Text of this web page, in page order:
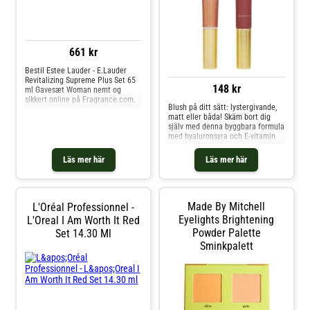
661 kr
Läs mer här
Bestil Estee Lauder - E.Lauder
Revitalizing Supreme Plus Set 65
ml Gavesæt Woman nemt og
sikkert online på Fragrance.com.
produkter såsom Estee Lauder -
E.Lauder Revitalizi
148 kr
Läs mer här
Blush på ditt sätt: lystergivande,
matt eller båda! Skäm bort dig
själv med denna byggbara formula
med hyaluronsyra och E-vitamin
som återfuktar huden och ger den
en vacker färgklick på samma
L'Oréal Professionnel -
L'Oreal I Am Worth It Red
Set 14.30 Ml
Made By Mitchell
Eyelights Brightening
Powder Palette
Sminkpalett